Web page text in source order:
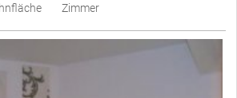
Zimmer